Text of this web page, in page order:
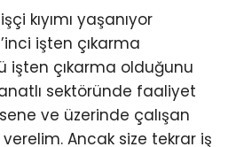
kıyımı yaşanıyor
işten çıkarma
işten çıkarma olduğunu
sektöründe faaliyet
ve üzerinde çalışan
verelim. Ancak size tekrar iş